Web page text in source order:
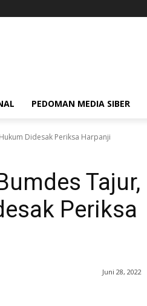
PEDOMAN MEDIA SIBER
Didesak Periksa Harpanji
Tajur,
Periksa
Juni 28, 2022